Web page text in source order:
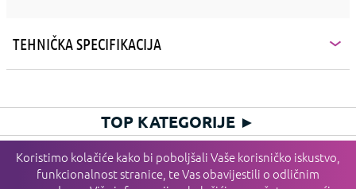
TEHNIČKA SPECIFIKACIJA
Koristimo kolačiće kako bi poboljšali Vaše korisničko iskustvo,
funkcionalnost stranice, te Vas obavijestili o odličnim
TOP KATEGORIJE ►
HIT KATEGORIJE ►
PLAĆANJE I DOSTAVA I SERVIS►